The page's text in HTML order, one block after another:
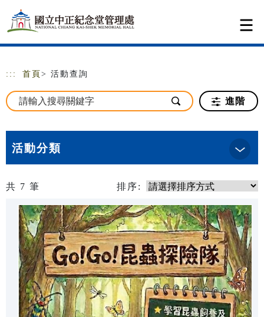
跳到主要內容
網站導覽
::: 首頁 > 活動查詢
進階
活動分類
共 7 筆 排序: